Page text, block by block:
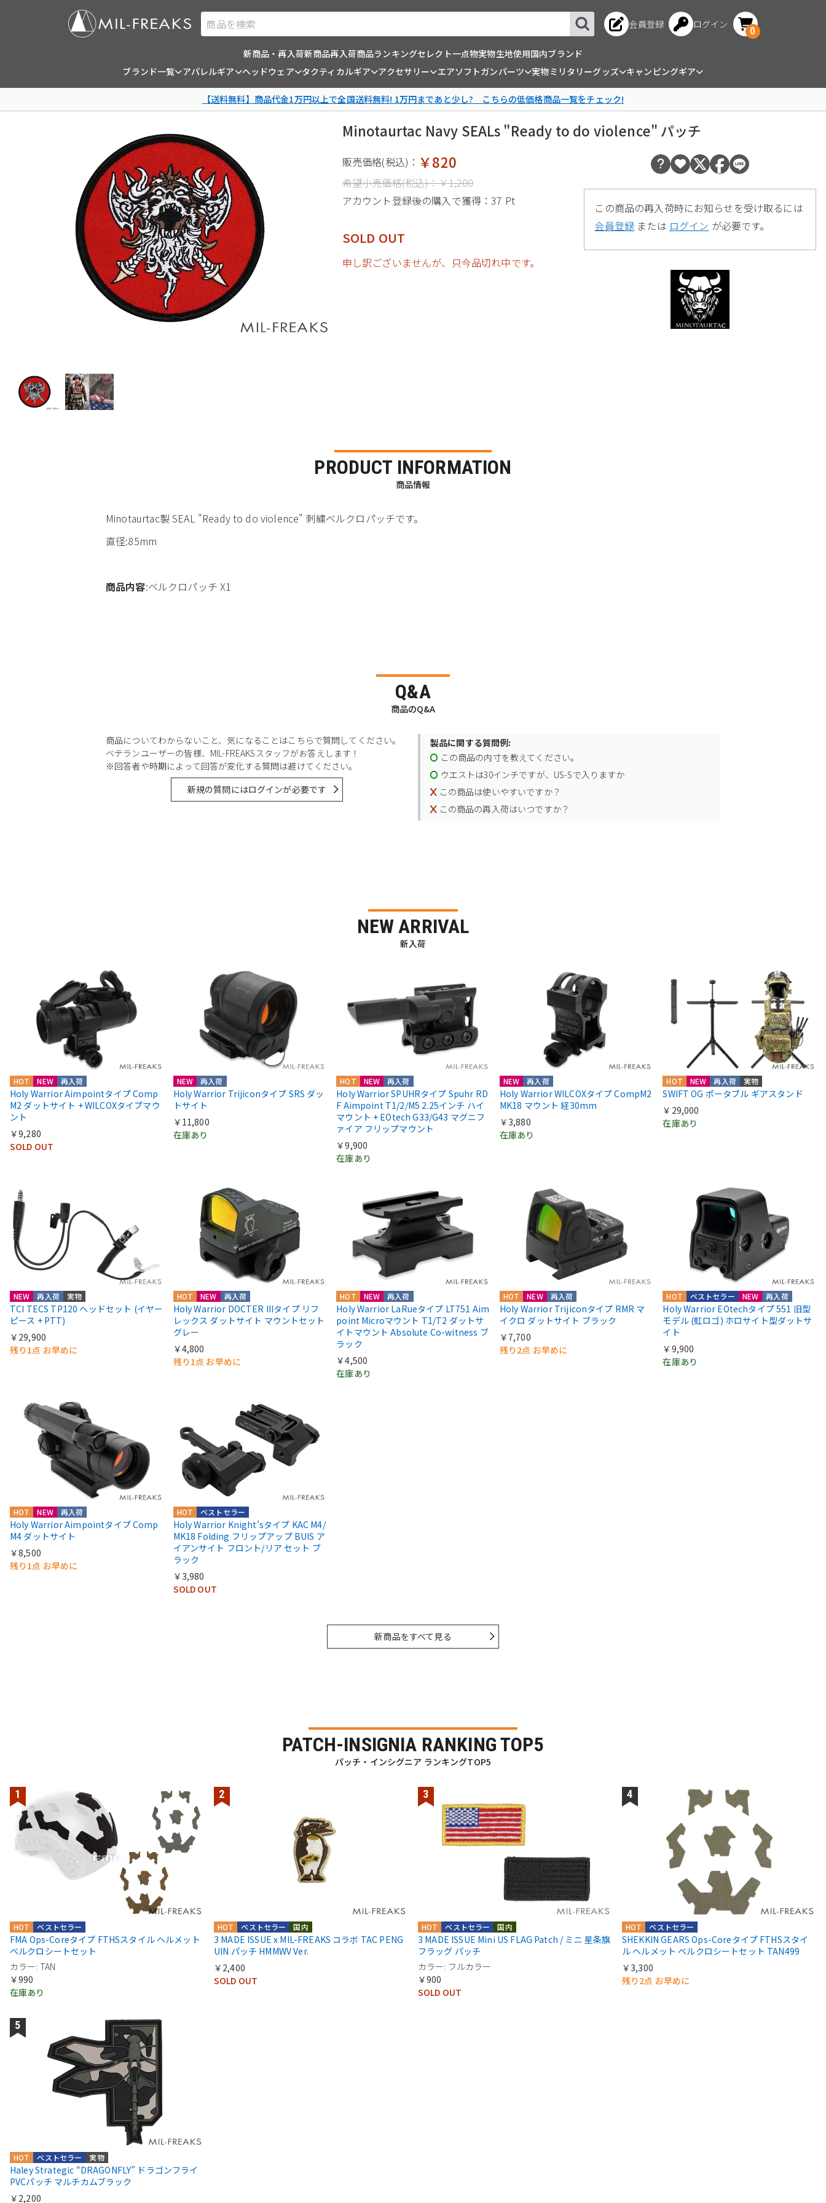
商品を検索 会員登録 ログイン
0
新商品・再入荷新商品再入荷商品ランキングセレクト一点物実物生地使用国内ブランド
ブランド一覧
アパレルギア ヘッドウェア タクティカルギア アクセサリー エアソフトガンパーツ 実物ミリタリーグッズ キャンピングギア
【送料無料】商品代金1万円以上で全国送料無料! 1万円まであと少し? こちらの低価格商品一覧をチェック!
Minotaurtac Navy SEALs "Ready to do violence" パッチ
販売価格(税込)： ￥820
希望小売価格(税込)：￥1,200
アカウント登録後の購入で獲得：37 Pt
SOLD OUT
申し訳ございませんが、只今品切れ中です。
この商品の再入荷時にお知らせを受け取るには
会員登録 または ログイン が必要です。
PRODUCT INFORMATION
商品情報
Minotaurtac製 SEAL "Ready to do violence" 刺繍ベルクロパッチです。
直径:85mm
商品内容:ベルクロパッチ X1
Q&A
商品のQ&A
商品についてわからないこと、気になることはこちらで質問してください。
ベテランユーザーの皆様、MIL-FREAKSスタッフがお答えします！
※回答者や時期によって回答が変化する質問は避けてください。
新規の質問にはログインが必要です
製品に関する質問例:
この商品の内寸を教えてください。
ウエストは30インチですが、US-Sで入りますか
この商品は使いやすいですか？
この商品の再入荷はいつですか？
NEW ARRIVAL
新入荷
HOT NEW 再入荷
Holy Warrior Aimpointタイプ Comp
M2 ダットサイト + WILCOXタイプマウ
ント
￥9,280
SOLD OUT
NEW 再入荷
Holy Warrior Trijiconタイプ SRS ダッ
トサイト
￥11,800
在庫あり
HOT NEW 再入荷
Holy Warrior SPUHRタイプ Spuhr RD
F Aimpoint T1/2/M5 2.25インチ ハイ
マウント + EOtech G33/G43 マグニフ
ァイア フリップマウント
￥9,900
在庫あり
NEW 再入荷
Holy Warrior WILCOXタイプ CompM2
MK18 マウント 経30mm
￥3,880
在庫あり
HOT NEW 再入荷 実物
SWIFT OG ポータブル ギアスタンド
￥29,000
在庫あり
NEW 再入荷 実物
TCI TECS TP120 ヘッドセット (イヤー
ピース + PTT)
￥29,900
残り1点 お早めに
HOT NEW 再入荷
Holy Warrior DOCTER IIIタイプ リフ
レックス ダットサイト マウントセット
グレー
￥4,800
残り1点 お早めに
HOT NEW 再入荷
Holy Warrior LaRueタイプ LT751 Aim
point Microマウント T1/T2 ダットサ
イトマウント Absolute Co-witness ブ
ラック
￥4,500
在庫あり
HOT NEW 再入荷
Holy Warrior Trijiconタイプ RMR マ
イクロ ダットサイト ブラック
￥7,700
残り2点 お早めに
HOT NEW 再入荷
ベストセラー
Holy Warrior EOtechタイプ 551 旧型
モデル (虹ロゴ) ホロサイト型ダットサ
イト
￥9,900
在庫あり
HOT NEW 再入荷
Holy Warrior Aimpointタイプ Comp
M4 ダットサイト
￥8,500
残り1点 お早めに
HOT ベストセラー
Holy Warrior Knight'sタイプ KAC M4/
MK18 Folding フリップアップ BUIS ア
イアンサイト フロント/リア セット ブ
ラック
￥3,980
SOLD OUT
新商品をすべて見る
PATCH-INSIGNIA RANKING TOP5
パッチ・インシグニア ランキングTOP5
ベストセラー
HOT
FMA Ops-Coreタイプ FTHSスタイル ヘルメット
ベルクロシートセット
カラー: TAN
￥990
在庫あり
国内
ベストセラー
HOT
3 MADE ISSUE x MIL-FREAKS コラボ TAC PENG
UIN パッチ HMMWV Ver.
￥2,400
SOLD OUT
国内
ベストセラー
HOT
3 MADE ISSUE Mini US FLAG Patch / ミニ 星条旗
フラッグ パッチ
カラー: フルカラー
￥900
SOLD OUT
ベストセラー
HOT
SHEKKIN GEARS Ops-Coreタイプ FTHSスタイ
ル ヘルメット ベルクロシートセット TAN499
￥3,300
残り2点 お早めに
実物
ベストセラー
HOT
Haley Strategic “DRAGONFLY” ドラゴンフライ
PVCパッチ マルチカムブラック
￥2,200